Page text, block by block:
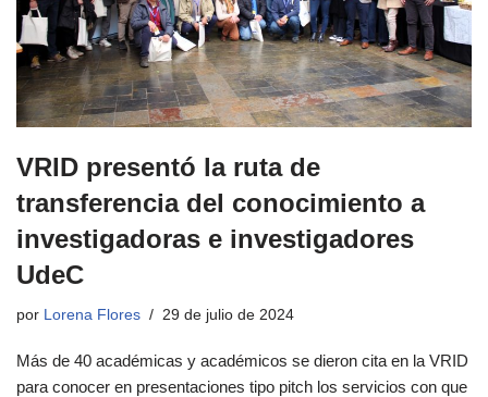
VRID presentó la ruta de
transferencia del conocimiento a
investigadoras e investigadores
UdeC
por Lorena Flores 29 de julio de 2024
Más de 40 académicas y académicos se dieron cita en la VRID
para conocer en presentaciones tipo pitch los servicios con que